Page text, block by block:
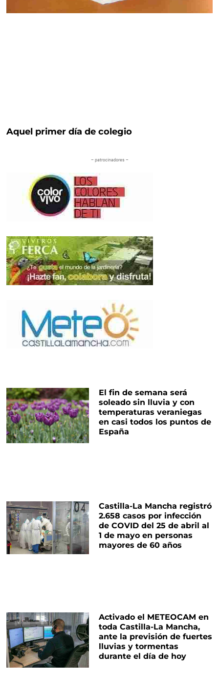
Aquel primer día de colegio
– patrocinadores –
El fin de semana será
soleado sin lluvia y con
temperaturas veraniegas
en casi todos los puntos de
España
Castilla-La Mancha registró
2.658 casos por infección
de COVID del 25 de abril al
1 de mayo en personas
mayores de 60 años
Activado el METEOCAM en
toda Castilla-La Mancha,
ante la previsión de fuertes
lluvias y tormentas
durante el día de hoy